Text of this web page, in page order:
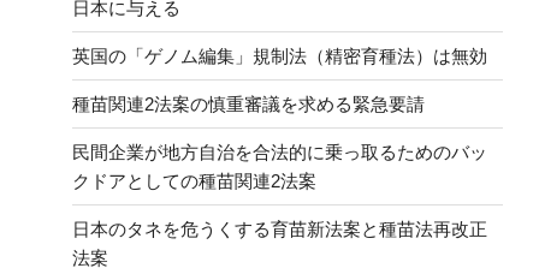
日本に与える
英国の「ゲノム編集」規制法（精密育種法）は無効
種苗関連2法案の慎重審議を求める緊急要請
民間企業が地方自治を合法的に乗っ取るためのバッ
クドアとしての種苗関連2法案
日本のタネを危うくする育苗新法案と種苗法再改正
法案